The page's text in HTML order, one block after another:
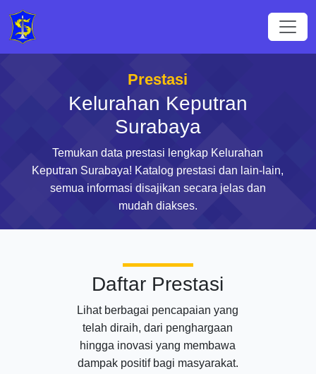
Prestasi
Kelurahan Keputran
Surabaya
Temukan data prestasi lengkap Kelurahan
Keputran Surabaya! Katalog prestasi dan lain-lain,
semua informasi disajikan secara jelas dan
mudah diakses.
Daftar Prestasi
Lihat berbagai pencapaian yang
telah diraih, dari penghargaan
hingga inovasi yang membawa
dampak positif bagi masyarakat.